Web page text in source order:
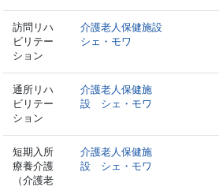
訪問リハ
ビリテー
ション
介護老人保健施設
シェ・モワ
通所リハ
ビリテー
ション
介護老人保健施
設 シェ・モワ
短期入所
療養介護
（介護老
介護老人保健施
設 シェ・モワ